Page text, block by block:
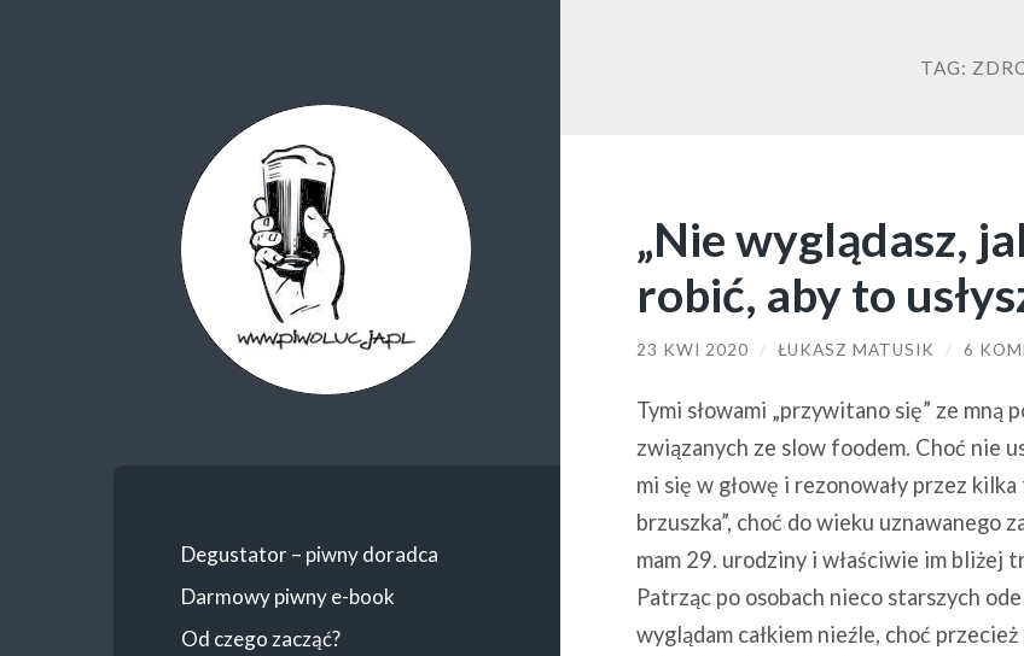
Degustator – piwny doradca
Darmowy piwny e-book
Od czego zacząć?
TAG:
„Nie wyglądasz,
robić, aby to
23 KWI 2020 / ŁUKASZ MATUSIK / 6
Tymi słowami „przywitano się” ze
związanych ze slow foodem. Choć nie
mi się w głowę i rezonowały przez
brzuszka”, choć do wieku uznawanego
mam 29. urodziny i właściwie im
Patrząc po osobach nieco starszych
wyglądam całkiem nieźle, choć